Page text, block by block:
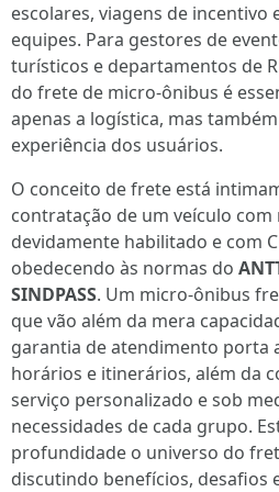
escolares, viagens de incentivo
equipes. Para gestores de
turísticos e departamentos de
do frete de micro-ônibus é
apenas a logística, mas
experiência dos usuários.
O conceito de frete está
contratação de um veículo
devidamente habilitado e com
obedecendo às normas do
SINDPASS. Um micro-ônibus
que vão além da mera
garantia de atendimento porta
horários e itinerários, além da
serviço personalizado e sob
necessidades de cada grupo.
profundidade o universo do
discutindo benefícios, desafios